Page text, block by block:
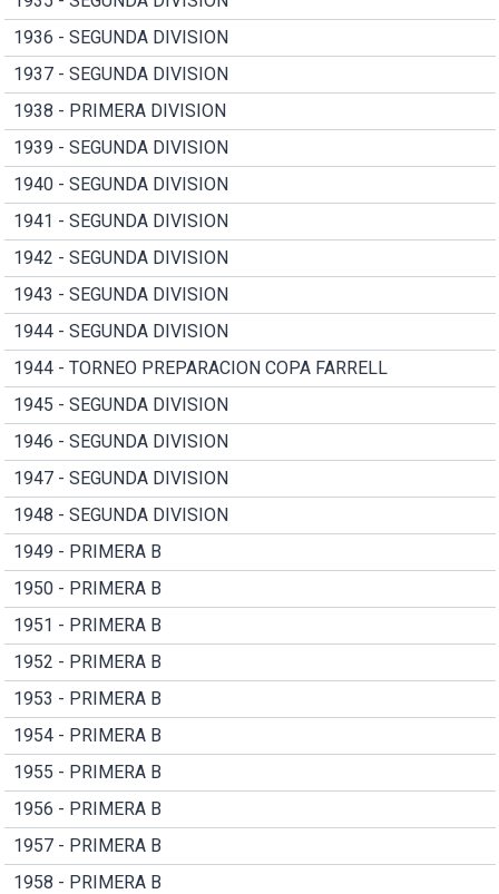
1936 - SEGUNDA DIVISION
1937 - SEGUNDA DIVISION
1938 - PRIMERA DIVISION
1939 - SEGUNDA DIVISION
1940 - SEGUNDA DIVISION
1941 - SEGUNDA DIVISION
1942 - SEGUNDA DIVISION
1943 - SEGUNDA DIVISION
1944 - SEGUNDA DIVISION
1944 - TORNEO PREPARACION COPA FARRELL
1945 - SEGUNDA DIVISION
1946 - SEGUNDA DIVISION
1947 - SEGUNDA DIVISION
1948 - SEGUNDA DIVISION
1949 - PRIMERA B
1950 - PRIMERA B
1951 - PRIMERA B
1952 - PRIMERA B
1953 - PRIMERA B
1954 - PRIMERA B
1955 - PRIMERA B
1956 - PRIMERA B
1957 - PRIMERA B
1958 - PRIMERA B